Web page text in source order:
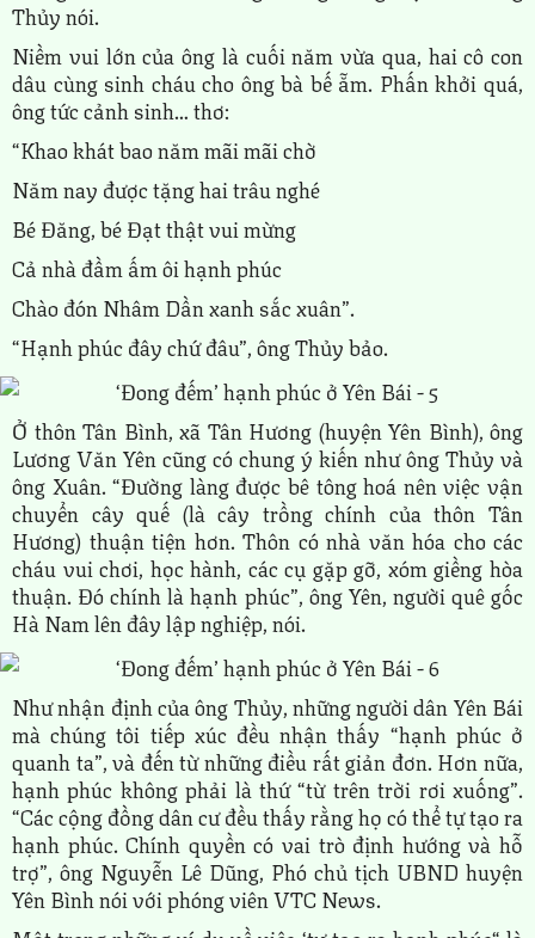
Thủy nói.
Niềm vui lớn của ông là cuối năm vừa qua, hai cô con
dâu cùng sinh cháu cho ông bà bế ẵm. Phấn khởi quá,
ông tức cảnh sinh… thơ:
“Khao khát bao năm mãi mãi chờ
Năm nay được tặng hai trâu nghé
Bé Đăng, bé Đạt thật vui mừng
Cả nhà đầm ấm ôi hạnh phúc
Chào đón Nhâm Dần xanh sắc xuân”.
“Hạnh phúc đây chứ đâu”, ông Thủy bảo.
Ở thôn Tân Bình, xã Tân Hương (huyện Yên Bình), ông
Lương Văn Yên cũng có chung ý kiến như ông Thủy và
ông Xuân. “Đường làng được bê tông hoá nên việc vận
chuyển cây quế (là cây trồng chính của thôn Tân
Hương) thuận tiện hơn. Thôn có nhà văn hóa cho các
cháu vui chơi, học hành, các cụ gặp gỡ, xóm giềng hòa
thuận. Đó chính là hạnh phúc”, ông Yên, người quê gốc
Hà Nam lên đây lập nghiệp, nói.
Như nhận định của ông Thủy, những người dân Yên Bái
mà chúng tôi tiếp xúc đều nhận thấy “hạnh phúc ở
quanh ta”, và đến từ những điều rất giản đơn. Hơn nữa,
hạnh phúc không phải là thứ “từ trên trời rơi xuống”.
“Các cộng đồng dân cư đều thấy rằng họ có thể tự tạo ra
hạnh phúc. Chính quyền có vai trò định hướng và hỗ
trợ”, ông Nguyễn Lê Dũng, Phó chủ tịch UBND huyện
Yên Bình nói với phóng viên VTC News.